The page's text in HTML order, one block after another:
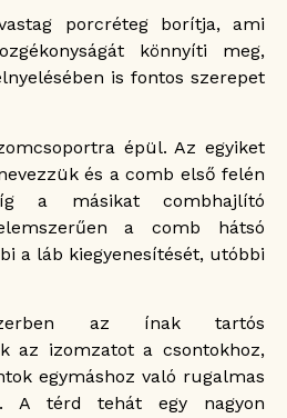
porcréteg borítja, ami
könnyíti meg,
is fontos szerepet
épül. Az egyiket
és a comb első felén
a másikat combhajlító
a comb hátsó
a láb kiegyenesítését, utóbbi
az ínak tartós
az izomzatot a csontokhoz,
egymáshoz való rugalmas
A térd tehát egy nagyon